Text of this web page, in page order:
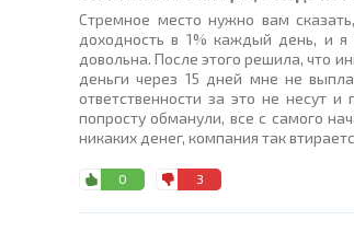
Стремное место нужно вам
доходность в 1% каждый день, и
довольна. После этого решила, что
деньги через 15 дней мне не
ответственности за это не несут
попросту обманули, все с самого
никаких денег, компания так
0 3